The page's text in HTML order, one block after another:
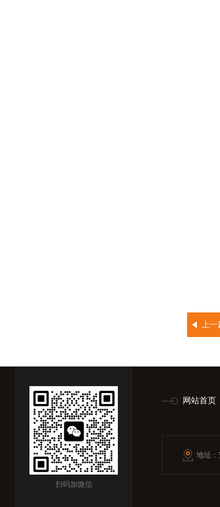
上
扫码加微信
网站首页
地址